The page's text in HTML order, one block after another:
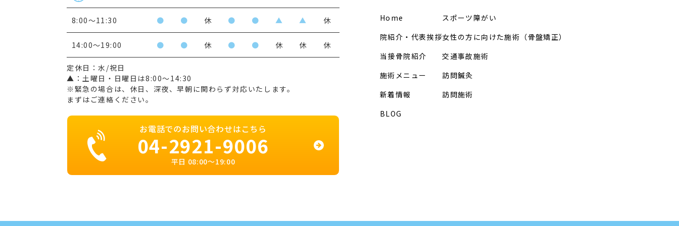
8:00〜11:30 ● ● 休 ● ● ▲ ▲ 休
14:00～19:00 ● ● 休 ● ● 休 休 休
定休日：水/祝日
▲：土曜日・日曜日は8:00～14:30
※緊急の場合は、休日、深夜、早朝に関わらず対応いたします。
まずはご連絡ください。
お電話でのお問い合わせはこちら
04-2921-9006
平日 08:00〜19:00
Home
院紹介・代表挨拶
当接骨院紹介
施術メニュー
新着情報
BLOG
スポーツ障がい
女性の方に向けた施術（骨盤矯正）
交通事故施術
訪問鍼灸
訪問施術